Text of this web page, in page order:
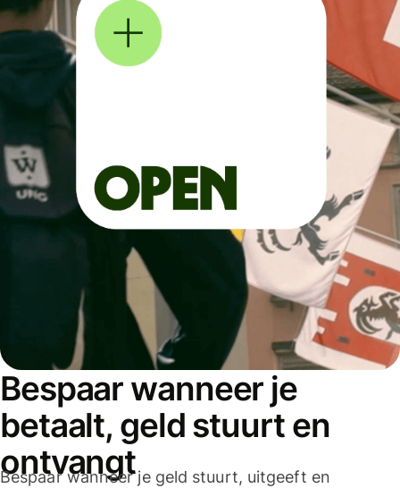
Bespaar wanneer je
betaalt, geld stuurt en
ontvangt
Bespaar wanneer je geld stuurt, uitgeeft en